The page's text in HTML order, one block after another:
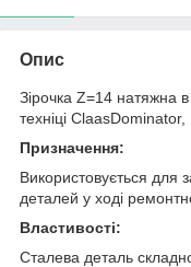
Опис
Зірочка Z=14 натяжна
техніці
Призначення:
Використовується для
деталей у ході
Властивості:
Сталева деталь